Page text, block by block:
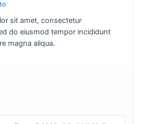
sit amet, consectetur
do eiusmod tempor incididunt
magna aliqua.